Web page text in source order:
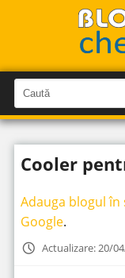
a
u
t
n
C
a
u
î
n
t
Cooler
Adauga blogul
Google.
Actualizare: 20/